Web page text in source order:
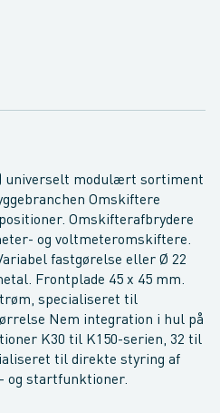
universelt modulært sortiment
Omskiftere
Omskifterafbrydere
og voltmeteromskiftere.
fastgørelse eller Ø 22
Frontplade 45 x 45 mm.
specialiseret til
Nem integration i hul på
K30 til K150-serien, 32 til
til direkte styring af
og startfunktioner.